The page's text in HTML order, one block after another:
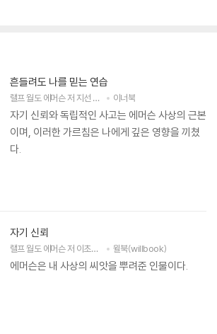
흔들려도 나를 믿는 연습
랠프 월도 에머슨저 지선 이너북
자기 신뢰와 독립적인 사고는 에머슨 사상의 근본
이며, 이러한 가르침은 나에게 깊은 영향을 끼쳤
다.
자기 신뢰
랠프 월도 에머슨저 이초희 역 윌북(willbook)
에머슨은 내 사상의 씨앗을 뿌려준 인물이다.